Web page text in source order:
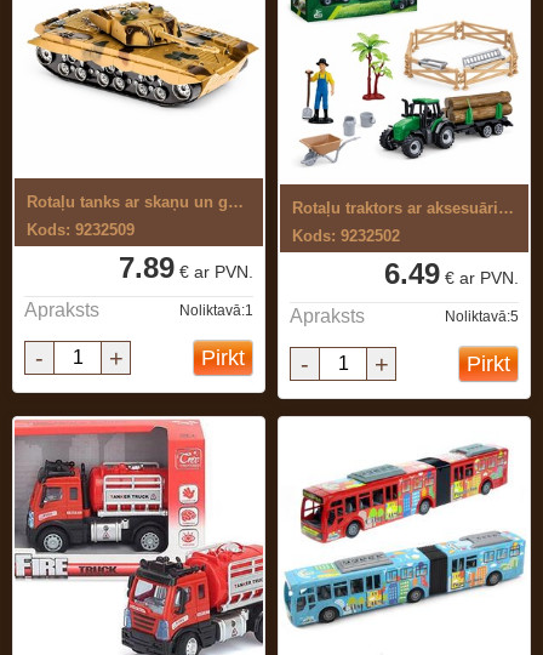
Rotaļu tanks ar skaņu un gaismu
Kods: 9232509
7.89 € ar PVN.
Apraksts Noliktavā:1
- + Pirkt
Rotaļu traktors ar aksesuāriem
Kods: 9232502
6.49 € ar PVN.
Apraksts Noliktavā:5
- + Pirkt